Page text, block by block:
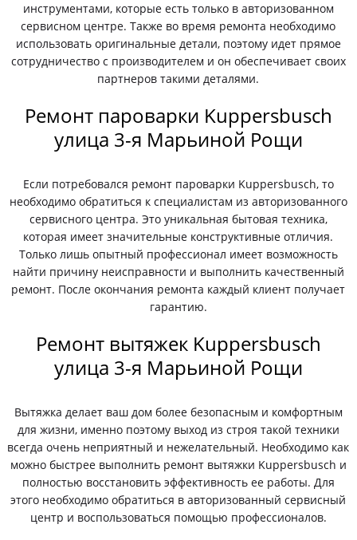
инструментами, которые есть только в авторизованном
сервисном центре. Также во время ремонта необходимо
использовать оригинальные детали, поэтому идет прямое
сотрудничество с производителем и он обеспечивает своих
партнеров такими деталями.
Ремонт пароварки Kuppersbusch
улица 3-я Марьиной Рощи
Если потребовался ремонт пароварки Kuppersbusch, то
необходимо обратиться к специалистам из авторизованного
сервисного центра. Это уникальная бытовая техника,
которая имеет значительные конструктивные отличия.
Только лишь опытный профессионал имеет возможность
найти причину неисправности и выполнить качественный
ремонт. После окончания ремонта каждый клиент получает
гарантию.
Ремонт вытяжек Kuppersbusch
улица 3-я Марьиной Рощи
Вытяжка делает ваш дом более безопасным и комфортным
для жизни, именно поэтому выход из строя такой техники
всегда очень неприятный и нежелательный. Необходимо как
можно быстрее выполнить ремонт вытяжки Kuppersbusch и
полностью восстановить эффективность ее работы. Для
этого необходимо обратиться в авторизованный сервисный
центр и воспользоваться помощью профессионалов.